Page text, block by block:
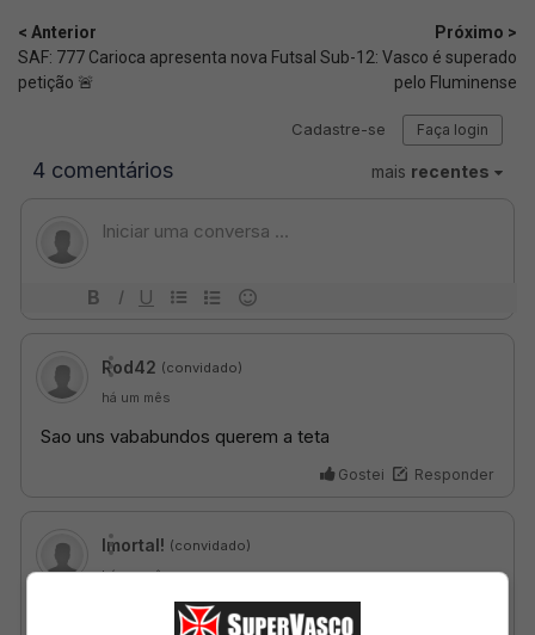
< Anterior
SAF: 777 Carioca apresenta nova
petição 🚨
Próximo >
Futsal Sub-12: Vasco é superado
pelo Fluminense